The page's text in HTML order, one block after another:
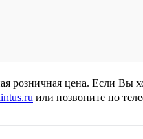
розничная цена. Если
или позвоните по